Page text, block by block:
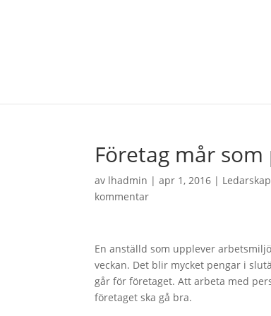
Företag mår
av lhadmin |apr 1, 2016 | Ledarskap
kommentar
En anställd som upplever
veckan. Det blir mycket pengar i
går för företaget. Att arbeta med
företaget ska gå bra.